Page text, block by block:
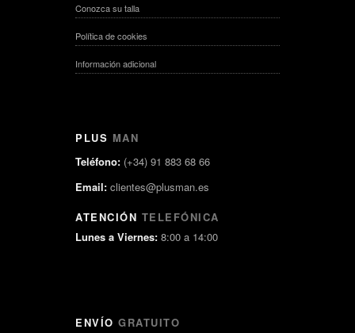
Conozca su talla
Política de cookies
Información adicional
PLUS MAN
Teléfono: (+34) 91 883 68 66
Email: clientes@plusman.es
ATENCIÓN TELEFÓNICA
Lunes a Viernes: 8:00 a 14:00
ENVÍO GRATUITO